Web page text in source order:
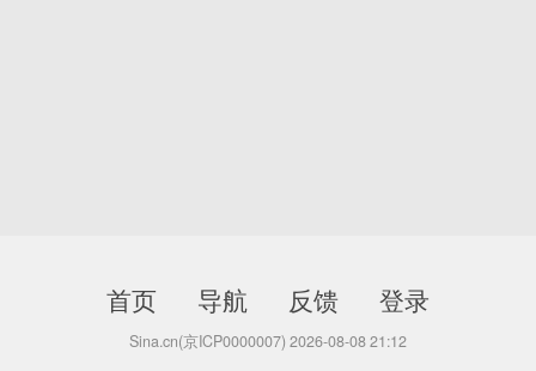
首页 导航 反馈 登录
Sina.cn(京ICP0000007) 2026-08-08 21:12